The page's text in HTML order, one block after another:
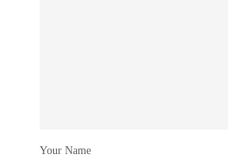
Your Name